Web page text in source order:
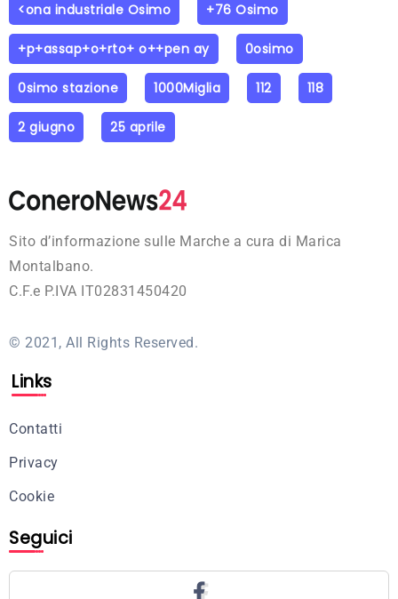
<ona industriale Osimo +76 Osimo
+p+assap+o+rto+ o++pen ay 0osimo
0simo stazione 1000Miglia 112 118
2 giugno 25 aprile
Sito d’informazione sulle Marche a cura di Marica
Montalbano.
C.F.e P.IVA IT02831450420
© 2021, All Rights Reserved.
Links
Contatti
Privacy
Cookie
Seguici